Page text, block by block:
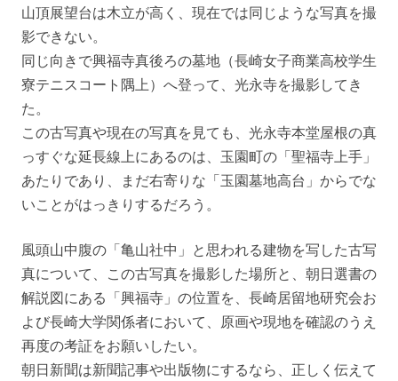
山頂展望台は木立が高く、現在では同じような写真を撮
影できない。
同じ向きで興福寺真後ろの墓地（長崎女子商業高校学生
寮テニスコート隅上）へ登って、光永寺を撮影してき
た。
この古写真や現在の写真を見ても、光永寺本堂屋根の真
っすぐな延長線上にあるのは、玉園町の「聖福寺上手」
あたりであり、まだ右寄りな「玉園墓地高台」からでな
いことがはっきりするだろう。
風頭山中腹の「亀山社中」と思われる建物を写した古写
真について、この古写真を撮影した場所と、朝日選書の
解説図にある「興福寺」の位置を、長崎居留地研究会お
よび長崎大学関係者において、原画や現地を確認のうえ
再度の考証をお願いしたい。
朝日新聞は新聞記事や出版物にするなら、正しく伝えて